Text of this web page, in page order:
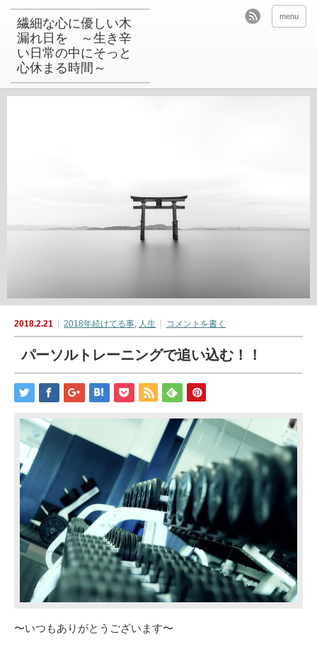
繊細な心に優しい木
漏れ日を ～生き辛
い日常の中にそっと
心休まる時間～
menu
2018.2.21 2018年続けてる事 人生 コメントを書く
パーソルトレーニングで追い込む！！
〜いつもありがとうございます〜